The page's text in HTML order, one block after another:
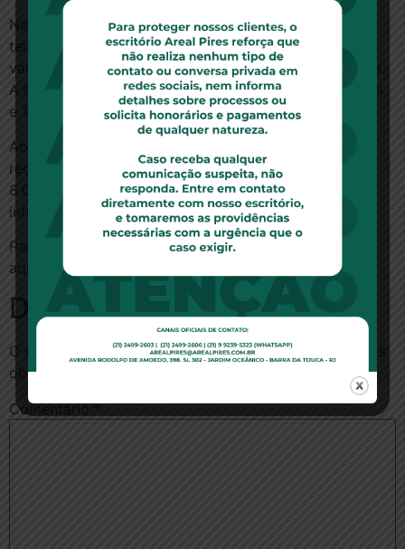
Na sequência aparecem os atendimentos sobre
telefonia móvel (28,59%), com destaque para a
validade de créditos pré-pagos e a cobrança indevida.
A telefonia fixa e a banda larga representaram 23,39%
e 14,77% dos atendimentos do setor.
Ao longo de 2013 o Idec registrou 13.541 demandas,
recebidas por telefone, e-mail e pessoalmente, sendo
8.040 dúvidas de consumo e 5.501 pedidos de
informação sobre os processos judiciais do Instituto.
Para ler a notícia no site ultimoinstante.com.br, clique
aqui.
Deixe um comentário
O seu endereço de e-mail não será publicado.
obrigatórios são marcados com
Comentário*